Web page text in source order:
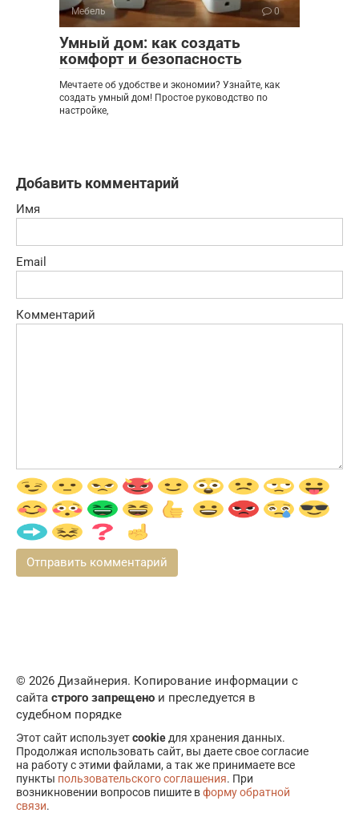
Мебель 0
Умный дом: как создать
комфорт и безопасность
Мечтаете об удобстве и экономии? Узнайте, как
создать умный дом! Простое руководство по
настройке,
Добавить комментарий
Имя
Email
Комментарий
© 2026 Дизайнерия. Копирование информации с
сайта строго запрещено и преследуется в
судебном порядке
Этот сайт используетcookieдля хранения данных.
Продолжая использовать сайт, вы даете свое согласие
на работу с этими файлами, а так же принимаете все
пункты пользовательского соглашения. При
возникновении вопросов пишите вформу обратной
связи.